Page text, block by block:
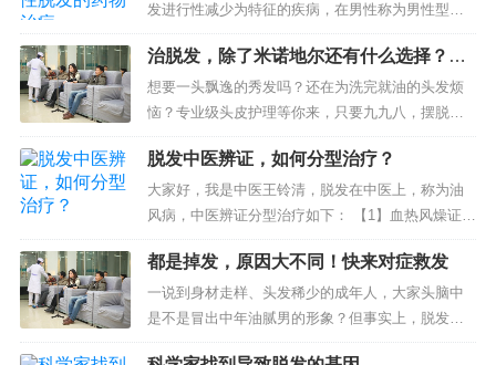
发进行性减少为特征的疾病，在男性称为男性型秃
发，但也可以发生于女性,既往也称为脂溢性秃发或
早秃。脂溢性脱发一般于青春期出现，并随年龄增
大而逐渐...
治脱发，除了米诺地尔还有什么选择？一
文了解中药育发两大优势
想要一头飘逸的秀发吗？还在为洗完就油的头发烦
恼？专业级头皮护理等你来，只要九九八，摆脱大
油田就现在！ 听着美容美发店里传出的推销声音，
小丽简直哭笑不得，因为她早就习惯这种...
脱发中医辨证，如何分型治疗？
大家好，我是中医王铃清，脱发在中医上，称为油
风病，中医辨证分型治疗如下： 【1】血热风燥证：
经常表现为突然脱发成片，偶有头皮瘙痒，或伴头
部烘热，心烦易怒，急躁不安等症状。...
都是掉发，原因大不同！快来对症救发
一说到身材走样、头发稀少的成年人，大家头脑中
是不是冒出中年油腻男的形象？但事实上，脱发已
经如同秋风扫落叶般席卷中青年人的生活，甚至有